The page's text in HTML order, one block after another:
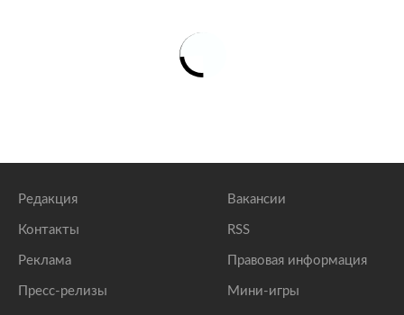
Редакция
Контакты
Реклама
Пресс-релизы
Вакансии
RSS
Правовая информация
Мини-игры